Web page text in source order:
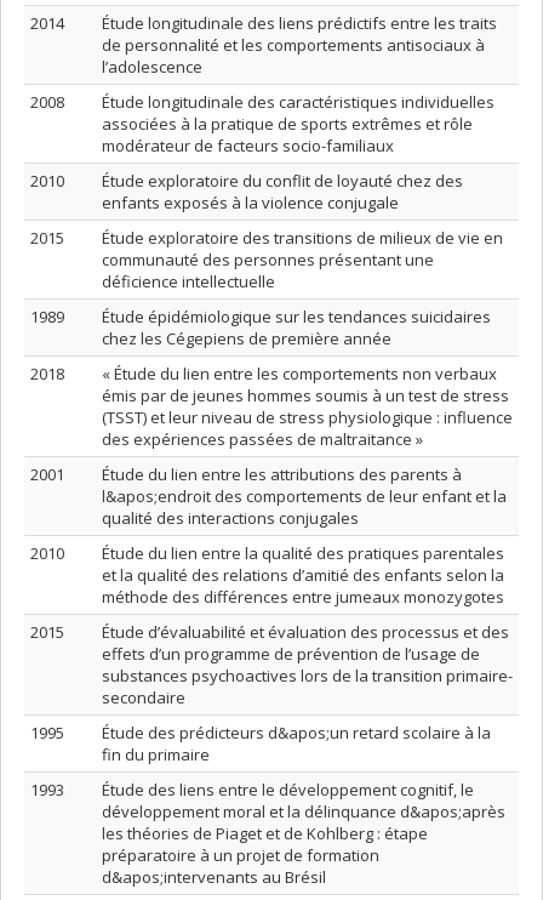
2014
Étude longitudinale des liens prédictifs entre les traits
de personnalité et les comportements antisociaux à
l’adolescence
2008
Étude longitudinale des caractéristiques individuelles
associées à la pratique de sports extrêmes et rôle
modérateur de facteurs socio-familiaux
2010
Étude exploratoire du conflit de loyauté chez des
enfants exposés à la violence conjugale
2015
Étude exploratoire des transitions de milieux de vie en
communauté des personnes présentant une
déficience intellectuelle
1989
Étude épidémiologique sur les tendances suicidaires
chez les Cégepiens de première année
2018
« Étude du lien entre les comportements non verbaux
émis par de jeunes hommes soumis à un test de stress
(TSST) et leur niveau de stress physiologique : influence
des expériences passées de maltraitance »
2001
Étude du lien entre les attributions des parents à
l&apos;endroit des comportements de leur enfant et la
qualité des interactions conjugales
2010
Étude du lien entre la qualité des pratiques parentales
et la qualité des relations d’amitié des enfants selon la
méthode des différences entre jumeaux monozygotes
2015
Étude d’évaluabilité et évaluation des processus et des
effets d’un programme de prévention de l’usage de
substances psychoactives lors de la transition primaire-
secondaire
1995
Étude des prédicteurs d&apos;un retard scolaire à la
fin du primaire
1993
Étude des liens entre le développement cognitif, le
développement moral et la délinquance d&apos;après
les théories de Piaget et de Kohlberg : étape
préparatoire à un projet de formation
d&apos;intervenants au Brésil